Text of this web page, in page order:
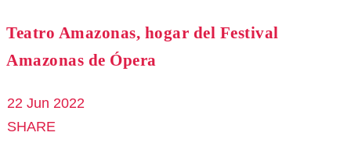
Teatro Amazonas, hogar del Festival
Amazonas de Ópera
22 Jun 2022
SHARE